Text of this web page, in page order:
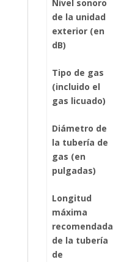
Nivel sonoro
de la unidad
exterior (en
dB)
Tipo de gas
(incluido el
gas licuado)
Diámetro de
la tubería de
gas (en
pulgadas)
Longitud
máxima
recomendada
de la tubería
de